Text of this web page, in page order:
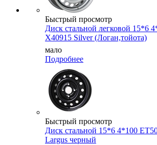
Быстрый просмотр
Диск стальной легковой 15*6
X40915 Silver (Логан,тойота)
мало
Подробнее
Быстрый просмотр
Диск стальной 15*6 4*100
Largus черный